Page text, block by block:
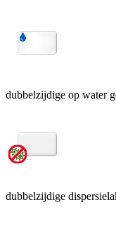
dubbelzijdige op water
dubbelzijdige